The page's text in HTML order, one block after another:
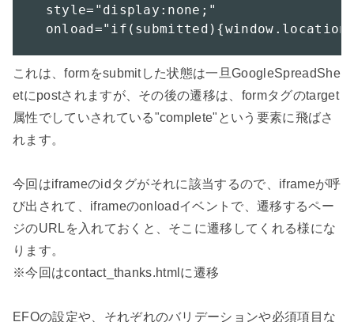
  style="display:none;"
これは、formをsubmitした状態は一旦GoogleSpreadShe
etにpostされますが、その後の遷移は、formタグのtarget
属性でしていされている"complete"という要素に飛ばさ
れます。
今回はiframeのidタグがそれに該当するので、iframeが呼
び出されて、iframeのonloadイベントで、遷移するペー
ジのURLを入れておくと、そこに遷移してくれる様にな
ります。
※今回はcontact_thanks.htmlに遷移
EFOの設定や、それぞれのバリデーションや必須項目な